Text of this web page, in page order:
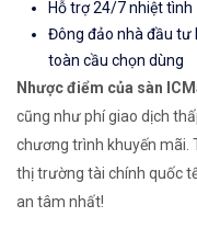
Hỗ trợ 24/7 nhiệt tình
Đông đảo nhà đầu tư
toàn cầu chọn dùng
Nhược điểm của sàn
cũng như phí giao dịch
chương trình khuyến mãi.
thị trường tài chính quốc
an tâm nhất!